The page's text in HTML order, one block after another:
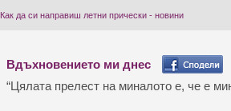
Как да си направиш летни прически - новини
Вдъхновението ми днес
“Цялата прелест на миналото е, че е